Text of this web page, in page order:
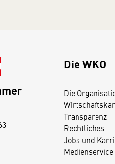
Die WKO
Die
Transparenz
Rechtliches
Jobs und
Medienservice